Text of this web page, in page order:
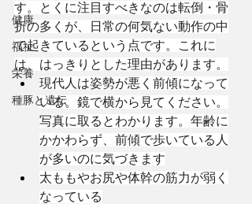
健康
福祉
栄養
種豚と遺伝
す。とくに注目すべきなのは転倒・骨
折の多くが、日常の何気ない動作の中
で起きているという点です。これに
は、はっきりとした理由があります。
現代人は姿勢が悪く前傾になって
いる。鏡で横から見てください。
写真に取るとわかります。年齢に
かかわらず、前傾で歩いている人
が多いのに気づきます
太ももやお尻や体幹の筋力が弱く
なっている